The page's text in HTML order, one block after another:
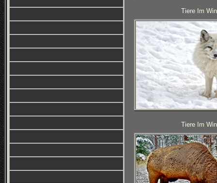
Tiere Im
Tiere Im